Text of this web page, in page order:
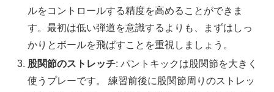
ルをコントロールする精度を高めることができま
す。最初は低い弾道を意識するよりも、まずはしっ
かりとボールを飛ばすことを重視しましょう。
股関節のストレッチ: パントキックは股関節を大きく
使うプレーです。 練習前後に股関節周りのストレッ